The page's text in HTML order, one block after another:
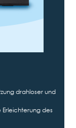
drahloser und
des